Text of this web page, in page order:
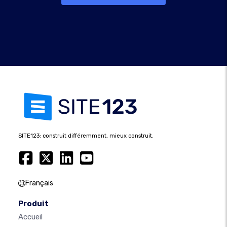
SITE123: construit différemment, mieux construit.
Français
Produit
Accueil